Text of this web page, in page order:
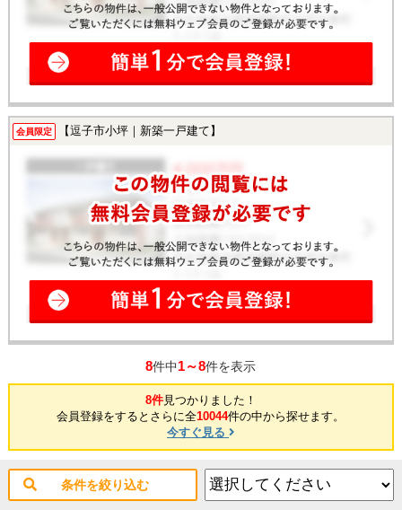
会員限定 【逗子市小坪｜新築一戸建て】
8件中1～8件を表示
8件見つかりました！
会員登録をするとさらに全10044件の中から探せます。
今すぐ見る
条件を絞り込む